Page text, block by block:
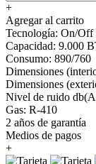
+
Agregar al carrito
Tecnología: On/Off
Capacidad: 9.000
Consumo: 890/760
Dimensiones
Dimensiones
Nivel de ruido
Gas: R-410
2 años de garantía
Medios de pagos
+